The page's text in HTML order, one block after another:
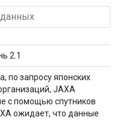
2.1
по запросу японских
JAXA
с помощью спутников
ожидает, что данные